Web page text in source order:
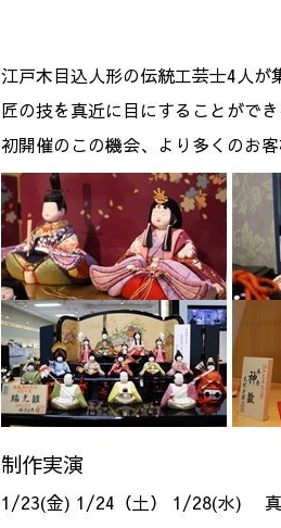
江戸木目込人形の伝統工芸士4人が
匠の技を真近に目にすることがで
初開催のこの機会、より多くのお
制作実演
1/23(金) 1/24（土） 1/28(水) 真